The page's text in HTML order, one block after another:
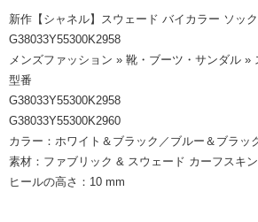
新作【シャネル】スウェード バイカラー ソッ
G38033Y55300K2958
メンズファッション » 靴・ブーツ・サンダル »
型番
G38033Y55300K2958
G38033Y55300K2960
カラー：ホワイト＆ブラック／ブルー＆ブラッ
素材：ファブリック & スウェード カーフスキン
ヒールの高さ：10 mm